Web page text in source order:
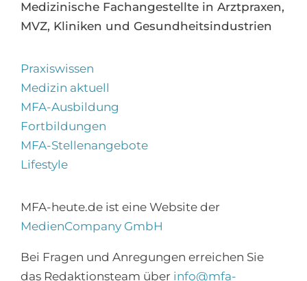
Medizinische Fachangestellte in Arztpraxen,
MVZ, Kliniken und Gesundheitsindustrien
Praxiswissen
Medizin aktuell
MFA-Ausbildung
Fortbildungen
MFA-Stellenangebote
Lifestyle
MFA-heute.de ist eine Website der
MedienCompany GmbH
Bei Fragen und Anregungen erreichen Sie
das Redaktionsteam über info@mfa-